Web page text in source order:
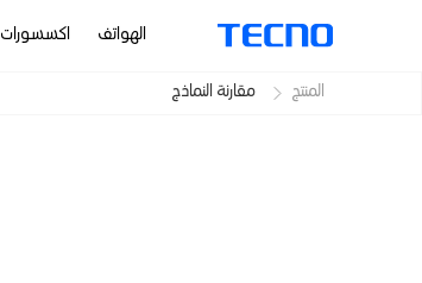
الهواتف اكسسورات
المنتج مقارنة النماذج